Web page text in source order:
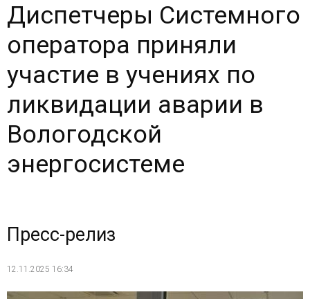
Диспетчеры Системного
оператора приняли
участие в учениях по
ликвидации аварии в
Вологодской
энергосистеме
Пресс-релиз
12.11.2025 16:34